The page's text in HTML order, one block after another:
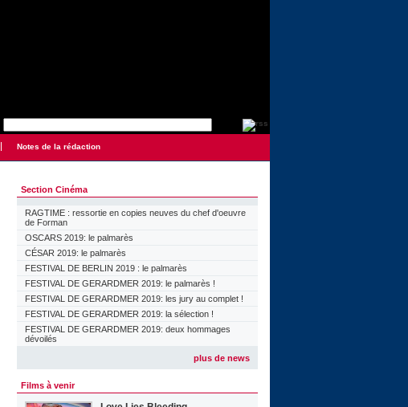
Notes de la rédaction
Section Cinéma
RAGTIME : ressortie en copies neuves du chef d'oeuvre
de Forman
OSCARS 2019: le palmarès
CÉSAR 2019: le palmarès
FESTIVAL DE BERLIN 2019 : le palmarès
FESTIVAL DE GERARDMER 2019: le palmarès !
FESTIVAL DE GERARDMER 2019: les jury au complet !
FESTIVAL DE GERARDMER 2019: la sélection !
FESTIVAL DE GERARDMER 2019: deux hommages
dévoilés
plus de news
Films à venir